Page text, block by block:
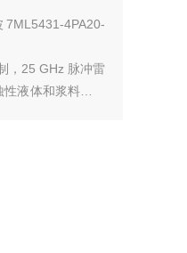
4PA20-
，25 GHz 脉冲雷
液体和浆料，量